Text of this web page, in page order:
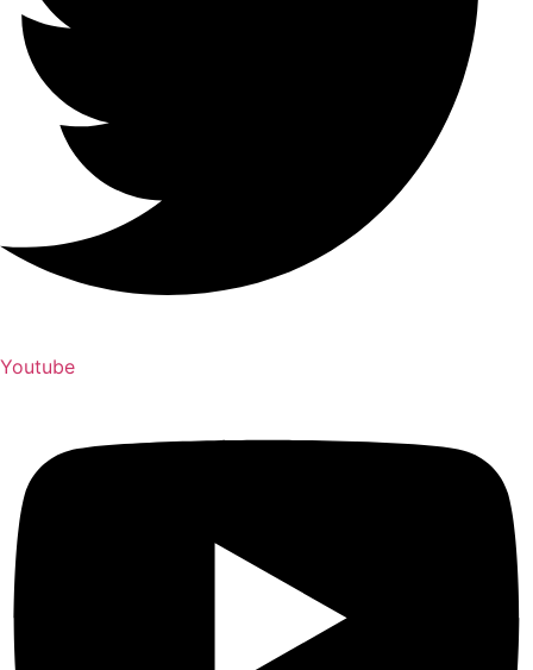
Youtube